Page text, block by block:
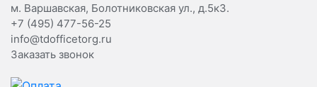
м. Варшавская, Болотниковская ул., д.5к3.
+7 (495) 477-56-25
info@tdofficetorg.ru
Заказать звонок